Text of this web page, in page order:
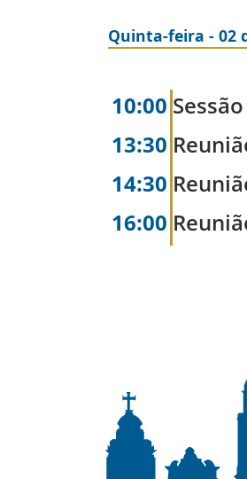
Quinta-feira - 02
10:00
13:30
14:30
16:00